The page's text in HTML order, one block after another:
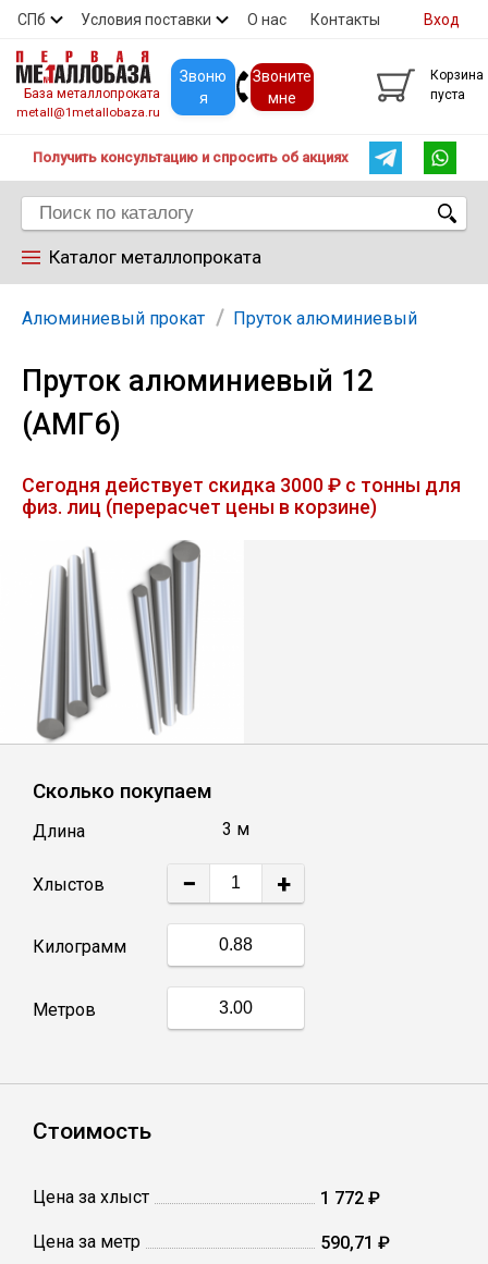
СПб Условия поставки О нас Контакты
Скидки Прайс Покупателям
Вход
База металлопроката
metall@1metallobaza.ru
Звоню
я
Звоните
мне
Корзина
пуста
Получить консультацию и спросить об акциях
Каталог металлопроката
Арматура
Труба профильная
Труба
Лист
Уголок
Балка
Швеллер
Катанка
Профлист
Винтовые сваи
Сетка кладочная
Алюминиевый прокат Пруток алюминиевый
Пруток алюминиевый 12
(АМГ6)
Сегодня действует скидка 3000 ₽ с тонны для
физ. лиц (перерасчет цены в корзине)
Сколько покупаем
Длина 3 м
Хлыстов − +
Килограмм
Метров
Стоимость
Цена за хлыст 1 772 ₽
Цена за метр 590,71 ₽